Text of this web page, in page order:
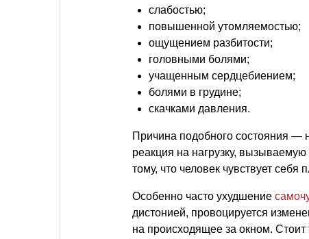
слабостью;
повышенной утомляемостью;
ощущением разбитости;
головными болями;
учащенным сердцебиением;
болями в грудине;
скачками давления.
Причина подобного состояния —
реакция на нагрузку,
тому, что человек чувствует себя
Особенно часто ухудшение
дистонией, провоцируется
на происходящее за окном.